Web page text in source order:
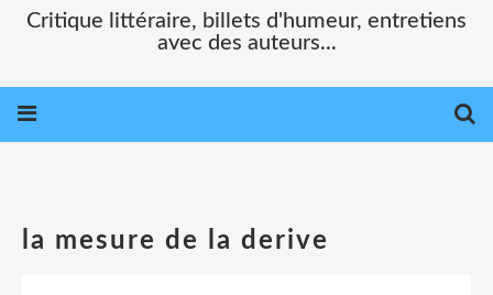
Critique littéraire, billets d'humeur, entretiens
avec des auteurs...
la mesure de la derive